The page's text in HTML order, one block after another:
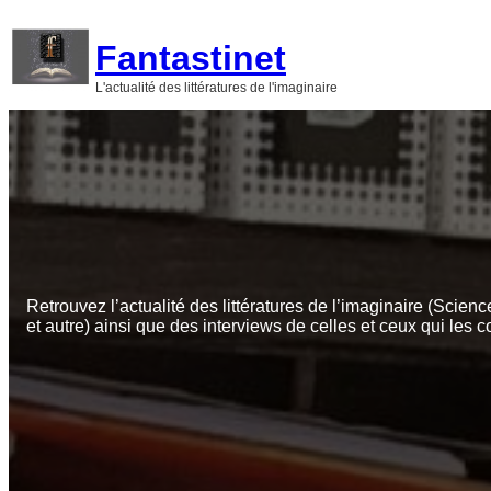
contenu
Fantastinet
L'actualité des littératures de l'imaginaire
Retrouvez l’actualité des littératures de l’imaginaire
et autre) ainsi que des interviews de celles et ceux qui les